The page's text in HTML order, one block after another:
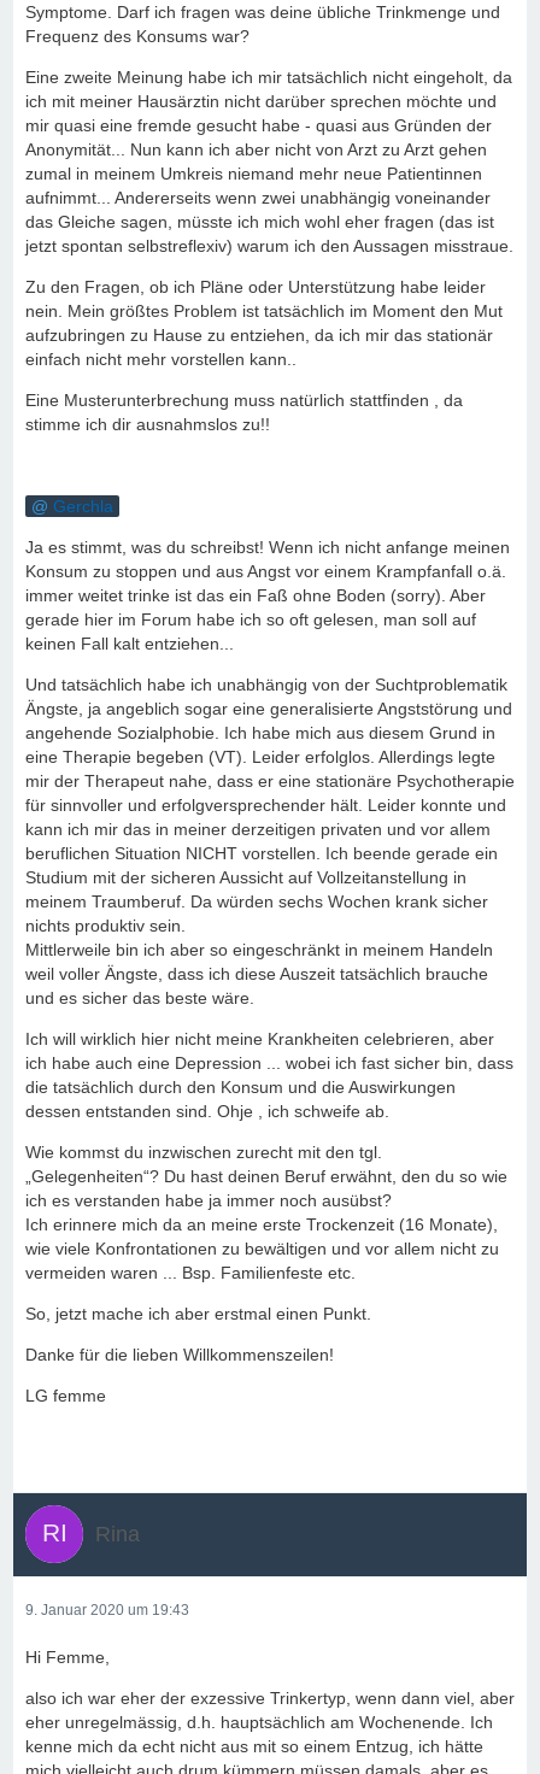
Symptome. Darf ich fragen was deine übliche Trinkmenge und
Frequenz des Konsums war?
Eine zweite Meinung habe ich mir tatsächlich nicht eingeholt, da
ich mit meiner Hausärztin nicht darüber sprechen möchte und
mir quasi eine fremde gesucht habe - quasi aus Gründen der
Anonymität... Nun kann ich aber nicht von Arzt zu Arzt gehen
zumal in meinem Umkreis niemand mehr neue Patientinnen
aufnimmt... Andererseits wenn zwei unabhängig voneinander
das Gleiche sagen, müsste ich mich wohl eher fragen (das ist
jetzt spontan selbstreflexiv) warum ich den Aussagen misstraue.
Zu den Fragen, ob ich Pläne oder Unterstützung habe leider
nein. Mein größtes Problem ist tatsächlich im Moment den Mut
aufzubringen zu Hause zu entziehen, da ich mir das stationär
einfach nicht mehr vorstellen kann..
Eine Musterunterbrechung muss natürlich stattfinden , da
stimme ich dir ausnahmslos zu!!
Gerchla
Ja es stimmt, was du schreibst! Wenn ich nicht anfange meinen
Konsum zu stoppen und aus Angst vor einem Krampfanfall o.ä.
immer weitet trinke ist das ein Faß ohne Boden (sorry). Aber
gerade hier im Forum habe ich so oft gelesen, man soll auf
keinen Fall kalt entziehen...
Und tatsächlich habe ich unabhängig von der Suchtproblematik
Ängste, ja angeblich sogar eine generalisierte Angststörung und
angehende Sozialphobie. Ich habe mich aus diesem Grund in
eine Therapie begeben (VT). Leider erfolglos. Allerdings legte
mir der Therapeut nahe, dass er eine stationäre Psychotherapie
für sinnvoller und erfolgversprechender hält. Leider konnte und
kann ich mir das in meiner derzeitigen privaten und vor allem
beruflichen Situation NICHT vorstellen. Ich beende gerade ein
Studium mit der sicheren Aussicht auf Vollzeitanstellung in
meinem Traumberuf. Da würden sechs Wochen krank sicher
nichts produktiv sein.
Mittlerweile bin ich aber so eingeschränkt in meinem Handeln
weil voller Ängste, dass ich diese Auszeit tatsächlich brauche
und es sicher das beste wäre.
Ich will wirklich hier nicht meine Krankheiten celebrieren, aber
ich habe auch eine Depression ... wobei ich fast sicher bin, dass
die tatsächlich durch den Konsum und die Auswirkungen
dessen entstanden sind. Ohje , ich schweife ab.
Wie kommst du inzwischen zurecht mit den tgl.
„Gelegenheiten“? Du hast deinen Beruf erwähnt, den du so wie
ich es verstanden habe ja immer noch ausübst?
Ich erinnere mich da an meine erste Trockenzeit (16 Monate),
wie viele Konfrontationen zu bewältigen und vor allem nicht zu
vermeiden waren ... Bsp. Familienfeste etc.
So, jetzt mache ich aber erstmal einen Punkt.
Danke für die lieben Willkommenszeilen!
LG femme
Rina
9. Januar 2020 um 19:43
Hi Femme,
also ich war eher der exzessive Trinkertyp, wenn dann viel, aber
eher unregelmässig, d.h. hauptsächlich am Wochenende. Ich
kenne mich da echt nicht aus mit so einem Entzug, ich hätte